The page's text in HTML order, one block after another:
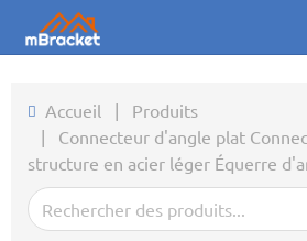
Produits
Accueil | Produits
| Connecteur d'angle plat
structure en acier léger Équerre